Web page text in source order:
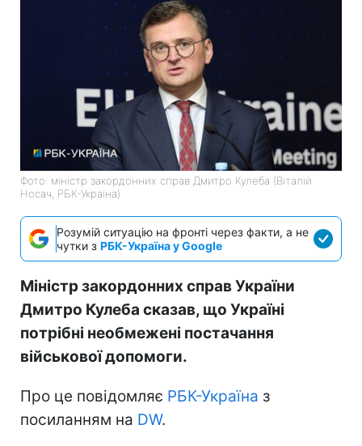
Фото: міністр закордонних справ Дмитро Кулеба (Віталій
Носач, РБК-Україна)
Розумій ситуацію на фронті через факти, а не
чутки з РБК-Україна у Google
Міністр закордонних справ України
Дмитро Кулеба сказав, що Україні
потрібні необмежені постачання
військової допомоги.
Про це повідомляє РБК-Україна з
посиланням на DW.